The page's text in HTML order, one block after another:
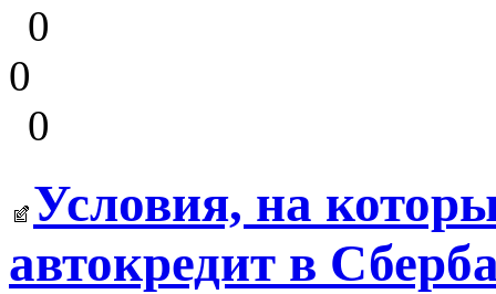
0
0
0
Условия, на
автокредит в